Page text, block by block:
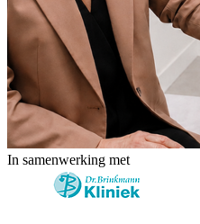
In samenwerking met